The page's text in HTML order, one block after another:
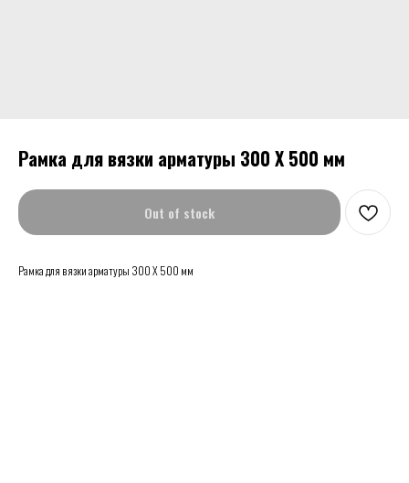
Рамка для вязки арматуры 300 Х 500 мм
Out of stock
Рамка для вязки арматуры 300 Х 500 мм